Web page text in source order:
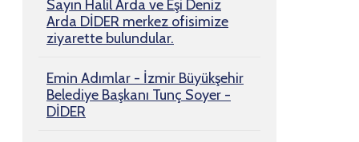
Sayın Halil Arda ve Eşi Deniz
Arda DİDER merkez ofisimize
ziyarette bulundular.
Emin Adımlar - İzmir Büyükşehir
Belediye Başkanı Tunç Soyer -
DİDER